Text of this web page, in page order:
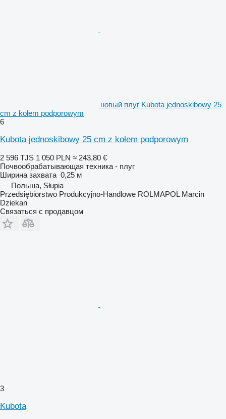
новый плуг Kubota jednoskibowy 25
cm z kołem podporowym
6
Kubota jednoskibowy 25 cm z kołem podporowym
2 596 TJS 1 050 PLN ≈ 243,80 €
Почвообрабатывающая техника - плуг
Ширина захвата 0,25 м
Польша, Słupia
Przedsiębiorstwo Produkcyjno-Handlowe ROLMAPOL Marcin
Dziekan
Связаться с продавцом
3
Kubota